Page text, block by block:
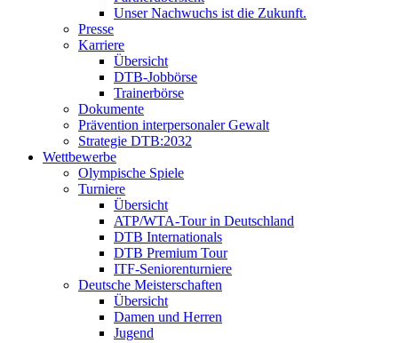
Unser Nachwuchs ist die Zukunft.
Presse
Karriere
Übersicht
DTB-Jobbörse
Trainerbörse
Dokumente
Prävention interpersonaler Gewalt
Strategie DTB:2032
Wettbewerbe
Olympische Spiele
Turniere
Übersicht
ATP/WTA-Tour in Deutschland
DTB Internationals
DTB Premium Tour
ITF-Seniorenturniere
Deutsche Meisterschaften
Übersicht
Damen und Herren
Jugend